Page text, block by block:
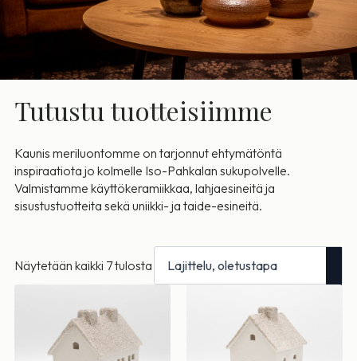
Tutustu tuotteisiimme
Kaunis meriluontomme on tarjonnut ehtymätöntä
inspiraatiota jo kolmelle Iso-Pahkalan sukupolvelle.
Valmistamme käyttökeramiikkaa, lahjaesineitä ja
sisustustuotteita sekä uniikki- ja taide-esineitä.
Näytetään kaikki 7 tulosta